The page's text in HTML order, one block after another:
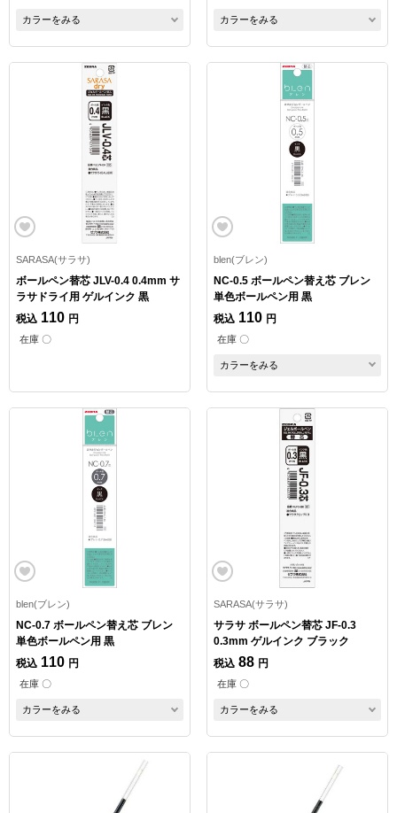
カラーをみる カラーをみる
SARASA(サラサ)
ボールペン替芯 JLV-0.4 0.4mm サ
ラサドライ用 ゲルインク 黒
税込 110 円
在庫 〇
blen(ブレン)
NC-0.5 ボールペン替え芯 ブレン
単色ボールペン用 黒
税込 110 円
在庫 〇
カラーをみる
blen(ブレン)
NC-0.7 ボールペン替え芯 ブレン
単色ボールペン用 黒
税込 110 円
在庫 〇
カラーをみる
SARASA(サラサ)
サラサ ボールペン替芯 JF-0.3
0.3mm ゲルインク ブラック
税込 88 円
在庫 〇
カラーをみる